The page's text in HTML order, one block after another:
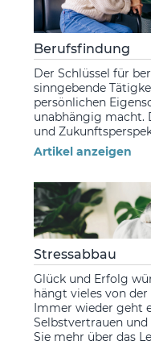
Berufsfindung
Der Schlüssel für
sinngebende
persönlichen
unabhängig macht.
und
Artikel anzeigen
Stressabbau
Glück und Erfolg
hängt vieles von
Immer wieder geht
Selbstvertrauen
Sie mehr über das